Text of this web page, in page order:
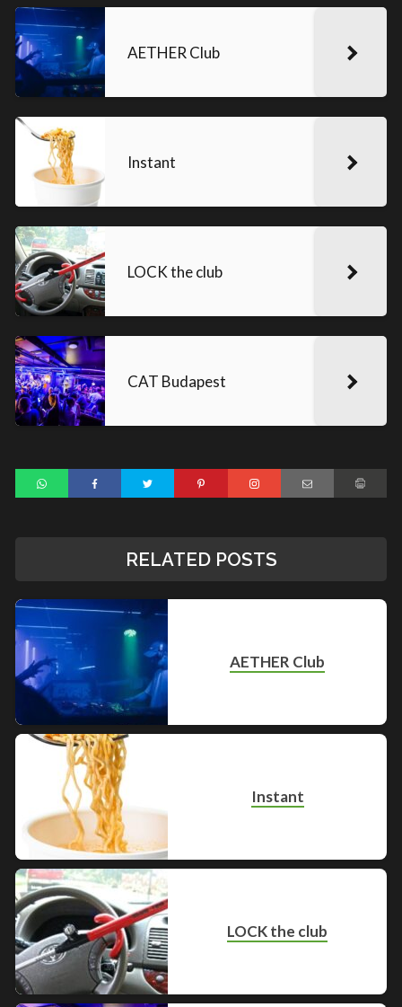
AETHER Club
Instant
LOCK the club
CAT Budapest
RELATED POSTS
AETHER Club
Instant
LOCK the club